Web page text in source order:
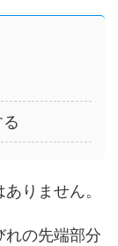
りません。
れの先端部分